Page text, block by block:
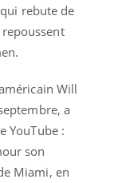
rebute de
Will
a
YouTube :
son
Miami, en